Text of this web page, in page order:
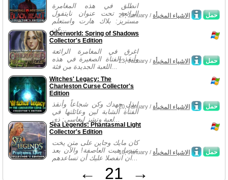
انطلق في هذه المغامرة
الرائعة تحت عنوان نايتفول
مستريز: بلاك هارت واستعلم
عن...
حمل 27, January / الاشياء المخبأة
Otherworld: Spring of Shadows
Collector's Edition
اغرق في المغامرة الرائعة
وأنقذ الفتاة الصغيرة في هذه
اللعبة الجديدة من فئة...
حمل 23, January / الاشياء المخبأة
Witches' Legacy: The
Charleston Curse Collector's
Edition
ابذل جهدك وكن شجاعاً وأنقذ
الفتاة الشابة لين وعائلتها في
لعبة وتشز ليغاسي: ذي...
حمل 20, January / الاشياء المخبأة
Sea Legends: Phantasmal Light
Collector's Edition
كان مايك وجاين على متن يخت
عندما هبت العاصفة! والآن بعد
ان انفصلا عليك أن تساعدهم...
حمل 16, January / الاشياء المخبأة
← 21 →